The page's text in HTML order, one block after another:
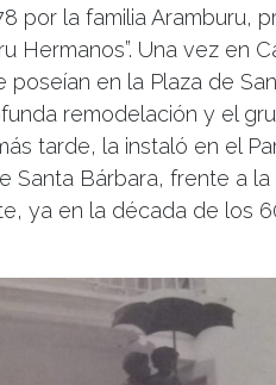
por la familia Aramburu,
Hermanos”. Una vez en
en la Plaza de
remodelación y el
tarde, la instaló en el
Santa Bárbara, frente a la
ya en la década de los